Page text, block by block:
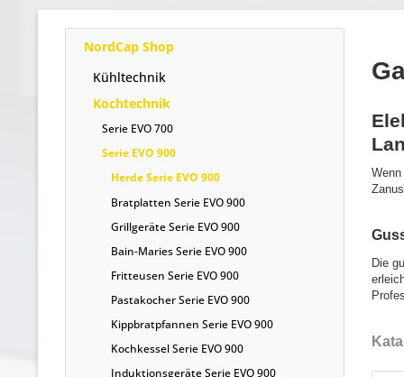
NordCap Shop
Kühltechnik
Kochtechnik
Serie EVO 700
Serie EVO 900
Herde Serie EVO 900
Bratplatten Serie EVO 900
Grillgeräte Serie EVO 900
Bain-Maries Serie EVO 900
Fritteusen Serie EVO 900
Pastakocher Serie EVO 900
Kippbratpfannen Serie EVO 900
Kochkessel Serie EVO 900
Induktionsgeräte Serie EVO 900
Die